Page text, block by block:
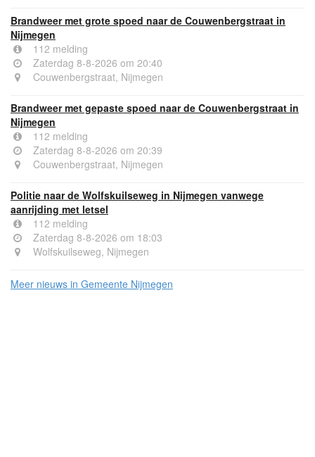
Brandweer met grote spoed naar de Couwenbergstraat in
Nijmegen
112 melding
Zaterdag 8-8-2026 om 20:40
Couwenbergstraat, Nijmegen
Brandweer met gepaste spoed naar de Couwenbergstraat in
Nijmegen
112 melding
Zaterdag 8-8-2026 om 20:39
Couwenbergstraat, Nijmegen
Politie naar de Wolfskuilseweg in Nijmegen vanwege
aanrijding met letsel
112 melding
Zaterdag 8-8-2026 om 18:03
Wolfskuilseweg, Nijmegen
Meer nieuws in Gemeente Nijmegen